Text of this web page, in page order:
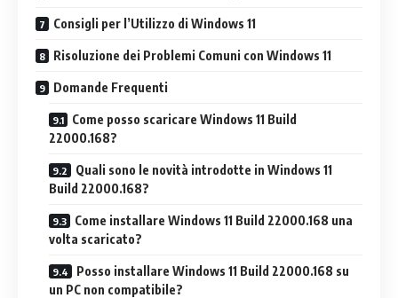
Consigli per l’Utilizzo di Windows 11
Risoluzione dei Problemi Comuni con Windows 11
Domande Frequenti
Come posso scaricare Windows 11 Build
22000.168?
Quali sono le novità introdotte in Windows 11
Build 22000.168?
Come installare Windows 11 Build 22000.168 una
volta scaricato?
Posso installare Windows 11 Build 22000.168 su
un PC non compatibile?